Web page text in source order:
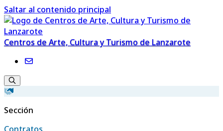
Saltar al contenido principal
Centros de Arte, Cultura y Turismo de Lanzarote
Sección